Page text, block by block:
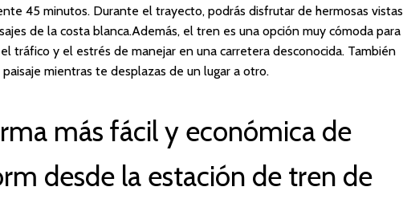
45 minutos. Durante el trayecto, podrás disfrutar de hermosas vistas
de la costa blanca.Además, el tren es una opción muy cómoda para
tráfico y el estrés de manejar en una carretera desconocida. También
mientras te desplazas de un lugar a otro.
más fácil y económica de
desde la estación de tren de